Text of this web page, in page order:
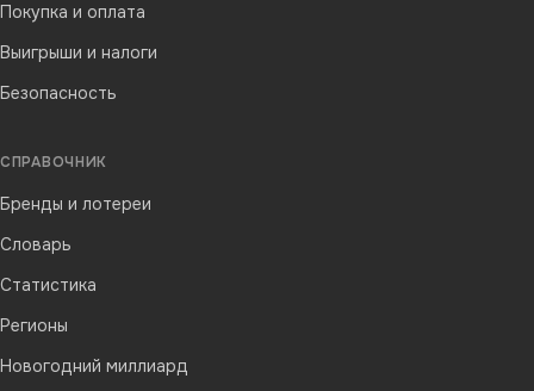
Покупка и оплата
Выигрыши и налоги
Безопасность
СПРАВОЧНИК
Бренды и лотереи
Словарь
Статистика
Регионы
Новогодний миллиард